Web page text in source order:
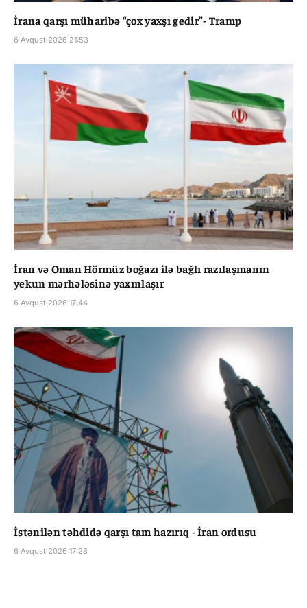
İrana qarşı müharibə “çox yaxşı gedir”- Tramp
6 Avqust 2026 21:53
İran və Oman Hörmüz boğazı ilə bağlı razılaşmanın
yekun mərhələsinə yaxınlaşır
6 Avqust 2026 17:44
İstənilən təhdidə qarşı tam hazırıq - İran ordusu
6 Avqust 2026 17:28